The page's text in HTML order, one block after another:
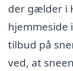
der gælder i
hjemmeside
tilbud på
ved, at